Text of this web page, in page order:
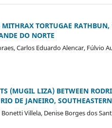
MITHRAX TORTUGAE
DO NORTE
Carlos Eduardo Alencar, Fúlvio
(MUGIL LIZA) BETWEEN
DE JANEIRO,
Villela, Denise Borges dos